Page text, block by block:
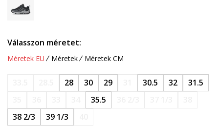
Válasszon méretet:
Méretek EU Méretek Méretek CM
28 30 29 30.5 32
31.5
35.5
38 2/3
39 1/3